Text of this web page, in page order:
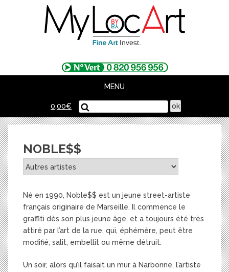
MENU
0,00€
NOBLE$$
Né en 1990, Noble$$ est un jeune street-artiste
français originaire de Marseille. Il commence le
graffiti dès son plus jeune âge, et a toujours été très
attiré par l’art de la rue, qui, éphémère, peut être
modifié, salit, embellit ou même détruit.
Un soir, alors qu’il faisait un mur à Narbonne, l’artiste